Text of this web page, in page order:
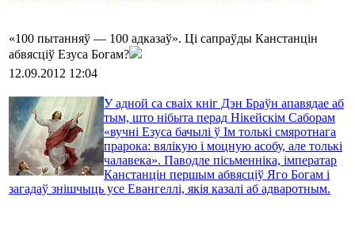
«100 пытанняў — 100 адказаў». Ці сапраўды Канстанцін
абвясціў Езуса Богам?
12.09.2012 12:04
У адной са сваіх кніг Дэн Браўн апавядае аб
тым, што нібыта перад Нікейскім Саборам
«вучні Езуса бачылі ў Ім толькі смяротнага
прарока: вялікую і моцную асобу, але толькі
чалавека». Паводле пісьменніка, імператар
Канстанцін першым абвясціў Яго Богам і
загадаў знішчыць усе Евангеллі, якія казалі аб адваротным.